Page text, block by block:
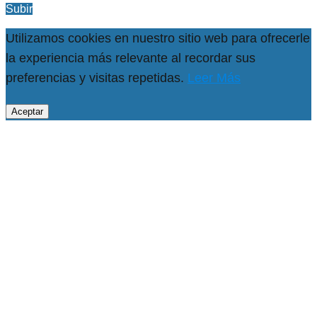
Subir
Utilizamos cookies en nuestro sitio web para ofrecerle
la experiencia más relevante al recordar sus
preferencias y visitas repetidas. Leer Más
Aceptar